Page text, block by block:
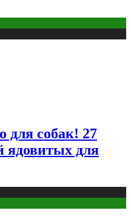
для собак! 27
ядовитых для